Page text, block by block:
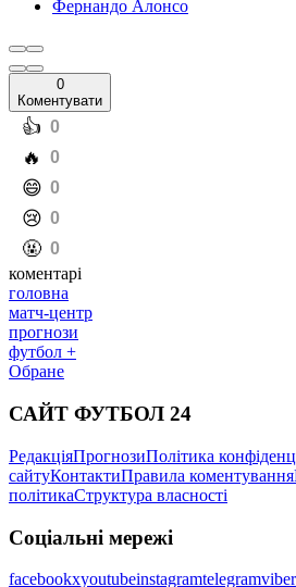
Коментувати
️👍 0
️🔥
️😄
️😢
️🤬
коментарі